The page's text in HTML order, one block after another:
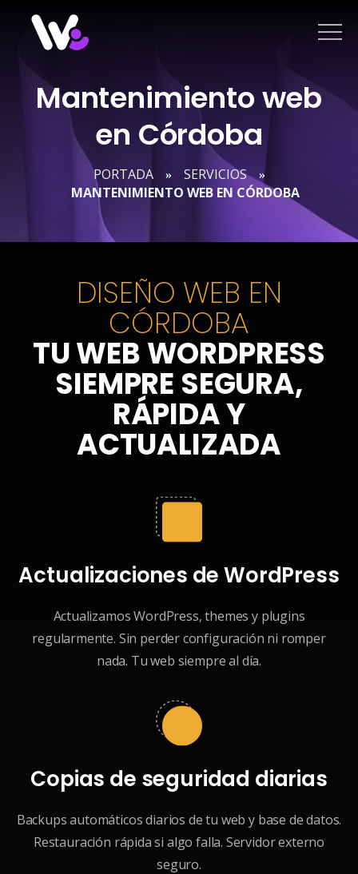
contenido
Mantenimiento web
en Córdoba
PORTADA » SERVICIOS »
MANTENIMIENTO WEB EN CÓRDOBA
DISEÑO WEB EN
CÓRDOBA
TU WEB WORDPRESS
SIEMPRE SEGURA,
RÁPIDA Y
ACTUALIZADA
Actualizaciones de WordPress
Actualizamos WordPress, themes y plugins
regularmente. Sin perder configuración ni romper
nada. Tu web siempre al día.
Copias de seguridad diarias
Backups automáticos diarios de tu web y base de datos.
Restauración rápida si algo falla. Servidor externo
seguro.